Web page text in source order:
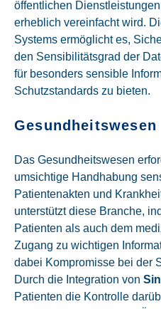
öffentlichen
erheblich vereinfacht wird.
Systems ermöglicht es,
den Sensibilitätsgrad der
für besonders sensible
Schutzstandards zu bieten.
Gesundheitswesen
Das Gesundheitswesen
umsichtige Handhabung
Patientenakten und
unterstützt diese Branche,
Patienten als auch dem
Zugang zu wichtigen
dabei Kompromisse bei der
Durch die Integration von
Patienten die Kontrolle